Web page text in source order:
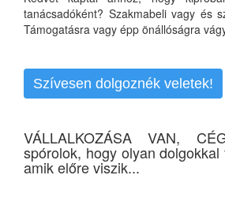
tanácsadóként? Szakmabeli vagy és
Támogatásra vagy épp önállóságra
Szívesen dolgoznék veletek!
VÁLLALKOZÁSA VAN,
spórolok, hogy olyan dolgokkal
amik előre viszik...